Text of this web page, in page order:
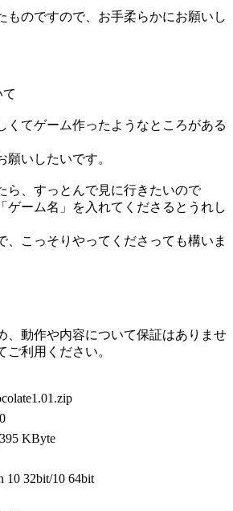
ものですので、お手柔らかにお願いし
くてゲーム作ったようなところがある
願いしたいです。
ら、すっとんで見に行きたいので
ゲーム名」を入れてくださるとうれし
、こっそりやってくださっても構いま
、動作や内容について保証はありませ
ご利用ください。
KByte
10 32bit/10 64bit